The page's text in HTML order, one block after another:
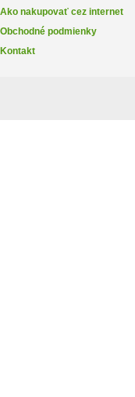
Ako nakupovať cez internet
Obchodné podmienky
Kontakt